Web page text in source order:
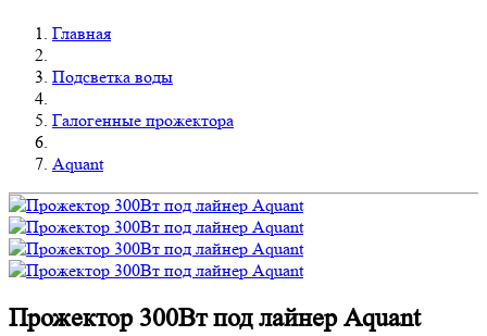
Главная
Подсветка воды
Галогенные прожектора
Aquant
Прожектор 300Вт под лайнер Aquant